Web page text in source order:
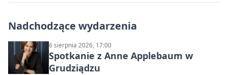
Nadchodzące wydarzenia
6 sierpnia 2026, 17:00
Spotkanie z Anne Applebaum w
Grudziądzu